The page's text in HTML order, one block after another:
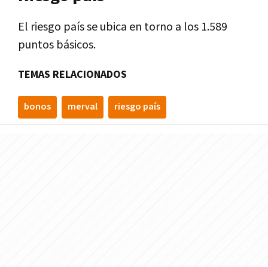
El riesgo país se ubica en torno a los 1.589
puntos básicos.
TEMAS RELACIONADOS
bonos merval riesgo país